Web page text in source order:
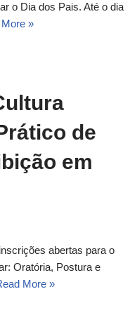
o Dia dos Pais. Até o dia
»
de
em
abertas para o
Oratória, Postura e
More »